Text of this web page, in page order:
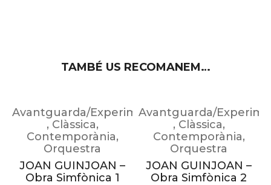
TAMBÉ US RECOMANEM…
Avantguarda/Experimental
, Clàssica,
Contemporània,
Orquestra
JOAN GUINJOAN –
Obra Simfònica 1
Avantguarda/
, Clàssica,
Contemporània,
Orquestra
JOAN GUINJOAN –
Obra Simfònica 2